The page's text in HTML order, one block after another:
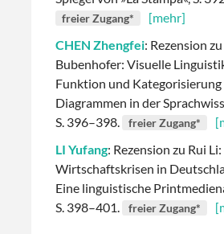
freier Zugang*
[mehr]
CHEN Zhengfei: Rezension
Bubenhofer: Visuelle
Funktion und Kategorisierung
Diagrammen in der
S. 396–398.
freier Zugang*
LI Yufang: Rezension zu Rui Li:
Wirtschaftskrisen in
Eine linguistische
S. 398–401.
freier Zugang*